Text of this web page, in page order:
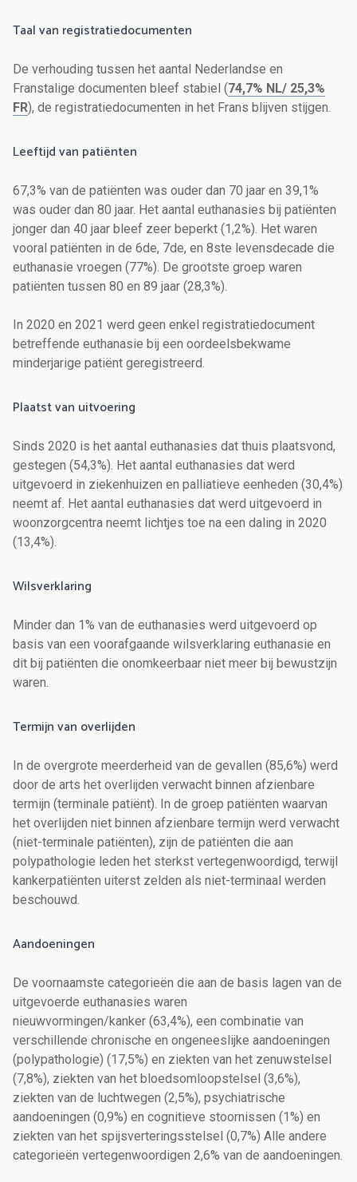
Taal van registratiedocumenten
De verhouding tussen het aantal Nederlandse en
Franstalige documenten bleef stabiel (74,7% NL/ 25,3%
FR), de registratiedocumenten in het Frans blijven stijgen.
Leeftijd van patiënten
67,3% van de patiënten was ouder dan 70 jaar en 39,1%
was ouder dan 80 jaar. Het aantal euthanasies bij patiënten
jonger dan 40 jaar bleef zeer beperkt (1,2%). Het waren
vooral patiënten in de 6de, 7de, en 8ste levensdecade die
euthanasie vroegen (77%). De grootste groep waren
patiënten tussen 80 en 89 jaar (28,3%).
In 2020 en 2021 werd geen enkel registratiedocument
betreffende euthanasie bij een oordeelsbekwame
minderjarige patiënt geregistreerd.
Plaatst van uitvoering
Sinds 2020 is het aantal euthanasies dat thuis plaatsvond,
gestegen (54,3%). Het aantal euthanasies dat werd
uitgevoerd in ziekenhuizen en palliatieve eenheden (30,4%)
neemt af. Het aantal euthanasies dat werd uitgevoerd in
woonzorgcentra neemt lichtjes toe na een daling in 2020
(13,4%).
Wilsverklaring
Minder dan 1% van de euthanasies werd uitgevoerd op
basis van een voorafgaande wilsverklaring euthanasie en
dit bij patiënten die onomkeerbaar niet meer bij bewustzijn
waren.
Termijn van overlijden
In de overgrote meerderheid van de gevallen (85,6%) werd
door de arts het overlijden verwacht binnen afzienbare
termijn (terminale patiënt). In de groep patiënten waarvan
het overlijden niet binnen afzienbare termijn werd verwacht
(niet-terminale patiënten), zijn de patiënten die aan
polypathologie leden het sterkst vertegenwoordigd, terwijl
kankerpatiënten uiterst zelden als niet-terminaal werden
beschouwd.
Aandoeningen
De voornaamste categorieën die aan de basis lagen van de
uitgevoerde euthanasies waren
nieuwvormingen/kanker (63,4%), een combinatie van
verschillende chronische en ongeneeslijke aandoeningen
(polypathologie) (17,5%) en ziekten van het zenuwstelsel
(7,8%), ziekten van het bloedsomloopstelsel (3,6%),
ziekten van de luchtwegen (2,5%), psychiatrische
aandoeningen (0,9%) en cognitieve stoornissen (1%) en
ziekten van het spijsverteringsstelsel (0,7%) Alle andere
categorieën vertegenwoordigen 2,6% van de aandoeningen.